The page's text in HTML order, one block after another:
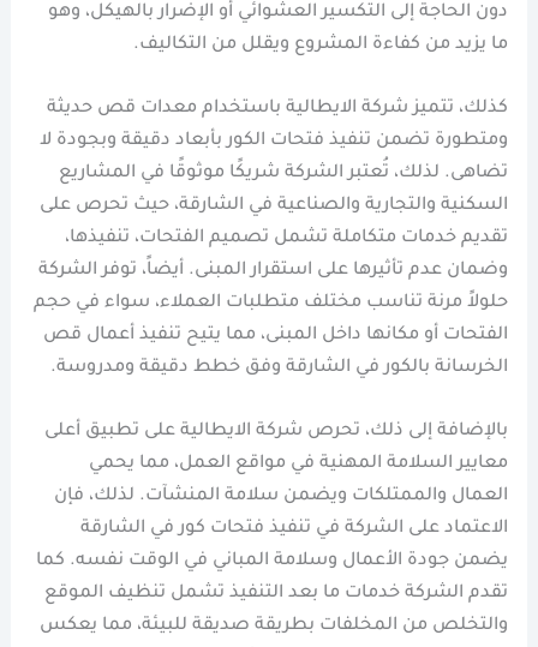
دون الحاجة إلى التكسير العشوائي أو الإضرار بالهيكل، وهو
ما يزيد من كفاءة المشروع ويقلل من التكاليف.
كذلك، تتميز شركة الايطالية باستخدام معدات قص حديثة
ومتطورة تضمن تنفيذ فتحات الكور بأبعاد دقيقة وبجودة لا
تضاهى. لذلك، تُعتبر الشركة شريكًا موثوقًا في المشاريع
السكنية والتجارية والصناعية في الشارقة، حيث تحرص على
تقديم خدمات متكاملة تشمل تصميم الفتحات، تنفيذها،
وضمان عدم تأثيرها على استقرار المبنى. أيضاً، توفر الشركة
حلولاً مرنة تناسب مختلف متطلبات العملاء، سواء في حجم
الفتحات أو مكانها داخل المبنى، مما يتيح تنفيذ أعمال قص
الخرسانة بالكور في الشارقة وفق خطط دقيقة ومدروسة.
بالإضافة إلى ذلك، تحرص شركة الايطالية على تطبيق أعلى
معايير السلامة المهنية في مواقع العمل، مما يحمي
العمال والممتلكات ويضمن سلامة المنشآت. لذلك، فإن
الاعتماد على الشركة في تنفيذ فتحات كور في الشارقة
يضمن جودة الأعمال وسلامة المباني في الوقت نفسه. كما
تقدم الشركة خدمات ما بعد التنفيذ تشمل تنظيف الموقع
والتخلص من المخلفات بطريقة صديقة للبيئة، مما يعكس